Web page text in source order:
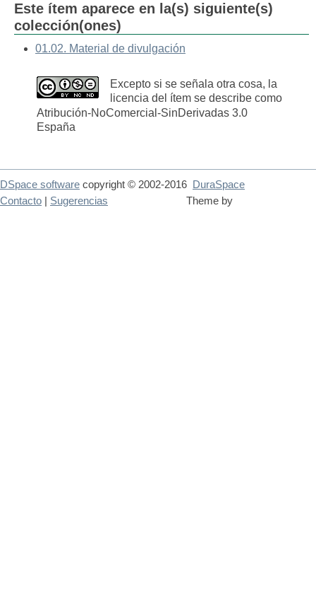
Este ítem aparece en la(s) siguiente(s)
colección(ones)
01.02. Material de divulgación
Excepto si se señala otra cosa, la
licencia del ítem se describe como
Atribución-NoComercial-SinDerivadas 3.0
España
DSpace software copyright © 2002-2016
DuraSpace
Theme by
Contacto Sugerencias